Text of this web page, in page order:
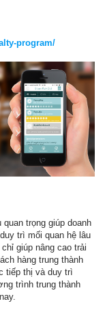
program/
trọng giúp doanh
trì mối quan hệ lâu
giúp nâng cao trải
hàng trung thành
tiếp thị và duy trì
trình trung thành